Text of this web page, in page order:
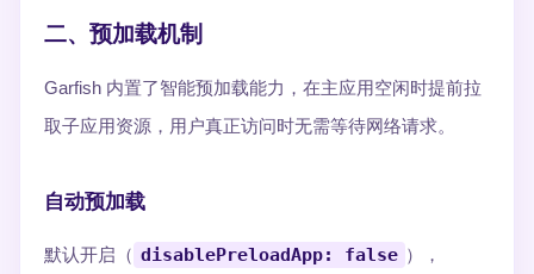
二、预加载机制
Garfish 内置了智能预加载能力，在主应用空闲时提前拉
取子应用资源，用户真正访问时无需等待网络请求。
自动预加载
默认开启（ disablePreloadApp: false ），